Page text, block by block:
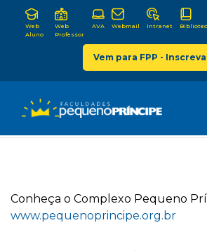
Web
Aluno
Web
Professor
AVA Webmail Intranet
Vem para FPP -
Conheça o Complexo Pequeno P
www.pequenoprincipe.org.br